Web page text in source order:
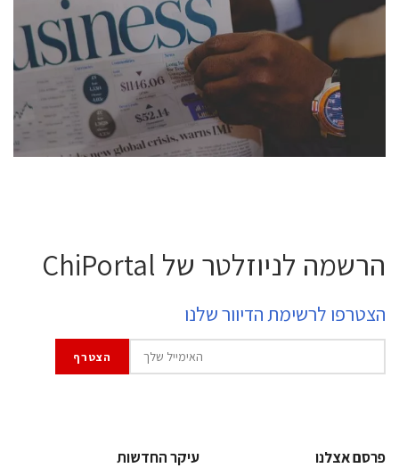
conference is intended for everyone involved in the
semiconductor industry, including engineers,
professional experts, and senior executives.
לחץ לפרטים
הרשמה לניוזלטר של ChiPortal
הצטרפו לרשימת הדיוור שלנו
פרסם אצלנו
עיקר החדשות